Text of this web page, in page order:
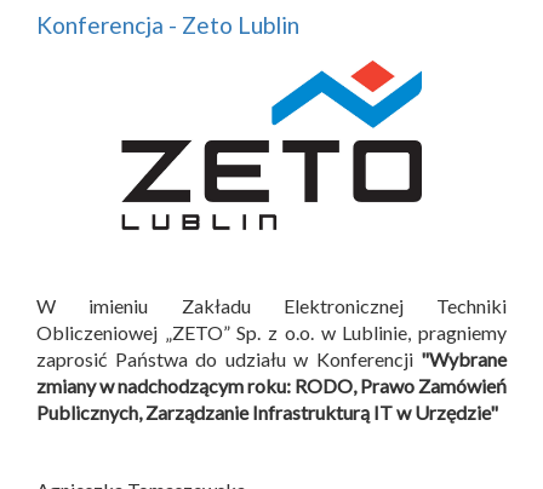
Konferencja - Zeto Lublin
W imieniu Zakładu Elektronicznej Techniki
Obliczeniowej „ZETO” Sp. z o.o. w Lublinie, pragniemy
zaprosić Państwa do udziału w Konferencji "Wybrane
zmiany w nadchodzącym roku: RODO, Prawo Zamówień
Publicznych, Zarządzanie Infrastrukturą IT w Urzędzie"